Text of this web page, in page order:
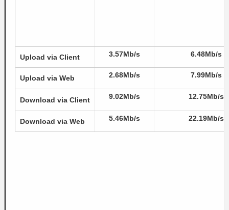
Upload via Client 3.57Mb/s 6.48Mb/s
Upload via Web 2.68Mb/s 7.99Mb/s
Download via Client 9.02Mb/s 12.75Mb/s
Download via Web 5.46Mb/s 22.19Mb/s